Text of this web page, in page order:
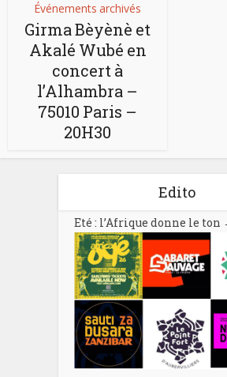
Événements archivés
Girma Bèyènè et
Akalé Wubé en
concert à
l’Alhambra –
75010 Paris –
20H30
Edito
Eté : l’Afrique donne le ton